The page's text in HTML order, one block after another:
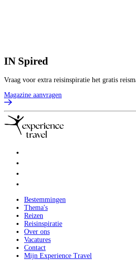
IN Spired
Vraag voor extra reisinspiratie het gratis
Magazine aanvragen
Bestemmingen
Thema's
Reizen
Reisinspiratie
Over ons
Vacatures
Contact
Mijn Experience Travel